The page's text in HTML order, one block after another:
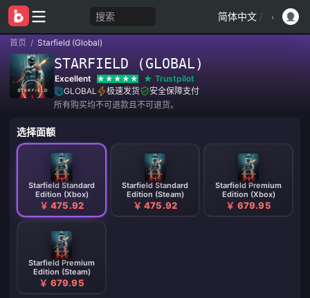
搜索 简体中文 /
首页 / Starfield (Global)
STARFIELD (GLOBAL)
Excellent
Trustpilot
GLOBAL
极速发货
安全保障支付
所有购买均不可退款且不可退货。
选择面额
Starfield Standard
Edition (Xbox)
￥ 475.92
Starfield Standard
Edition (Steam)
￥ 475.92
Starfield Premium
Edition (Xbox)
￥ 679.95
Starfield Premium
Edition (Steam)
￥ 679.95